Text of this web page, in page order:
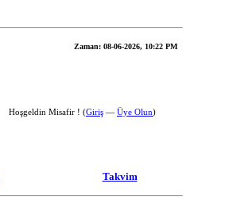
Zaman: 08-06-2026, 10:22 PM
Hoşgeldin Misafir ! (Giriş — Üye Olun)
Takvim